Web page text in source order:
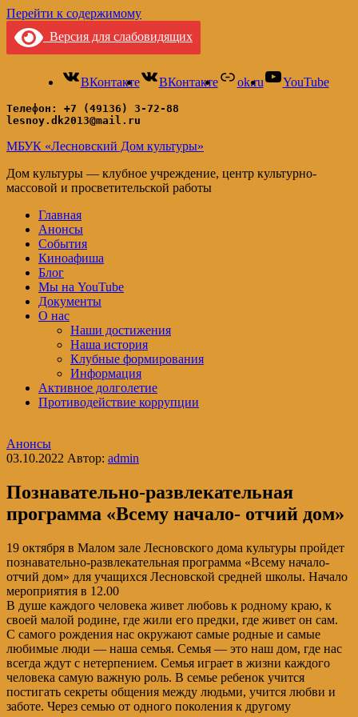
Перейти к содержимому
Версия для слабовидящих
ВКонтакте ВКонтакте ok.ru YouTube
Телефон: +7 (49136) 3-72-88
lesnoy.dk2013@mail.ru
МБУК «Лесновский Дом культуры»
Дом культуры — клубное учреждение, центр культурно-
массовой и просветительской работы
Главная
Анонсы
События
Киноафиша
Блог
Мы на YouTube
Документы
О нас
Наши достижения
Наша история
Клубные формирования
Информация
Активное долголетие
Противодействие коррупции
Анонсы
03.10.2022 Автор: admin
Познавательно-развлекательная
программа «Всему начало- отчий дом»
19 октября в Малом зале Лесновского дома культуры пройдет
познавательно-развлекательная программа «Всему начало-
отчий дом» для учащихся Лесновской средней школы. Начало
мероприятия в 12.00
В душе каждого человека живет любовь к родному краю, к
своей малой родине, где жили его предки, где живет он сам.
С самого рождения нас окружают самые родные и самые
любимые люди — наша семья. Семья — это наш дом, где нас
всегда ждут с нетерпением. Семья играет в жизни каждого
человека самую важную роль. В семье ребенок учится
постигать секреты общения между людьми, учится любви и
заботе. Через семью от одного поколения к другому